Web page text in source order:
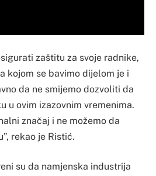
zaštitu za svoje radnike,
kojom se bavimo dijelom je i
da ne smijemo dozvoliti da
u ovim izazovnim vremenima.
značaj i ne možemo da
rekao je Ristić.
su da namjenska industrija